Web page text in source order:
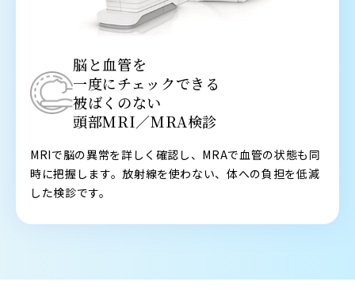
脳と血管を
一度にチェックできる
被ばくのない
頭部MRI／MRA検診
MRIで脳の異常を詳しく確認し、MRAで血管の状態も同
時に把握します。放射線を使わない、体への負担を低減
した検診です。